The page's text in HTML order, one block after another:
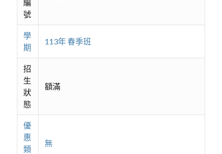
編
號
學
期
113年 春季班
招
生
狀
態
額滿
優
惠
類
無